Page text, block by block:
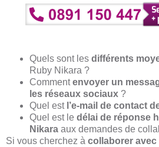
Quels sont les différents
Ruby Nikara ?
Commentenvoyer un
les réseaux sociaux ?
Quel est l’e-mail de contact
Quel est le délai de réponse
Nikara aux demandes de
Si vous cherchez à collaborer